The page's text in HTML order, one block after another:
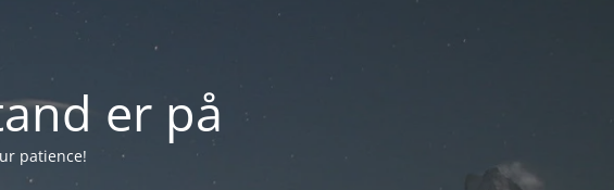
er på
patience!